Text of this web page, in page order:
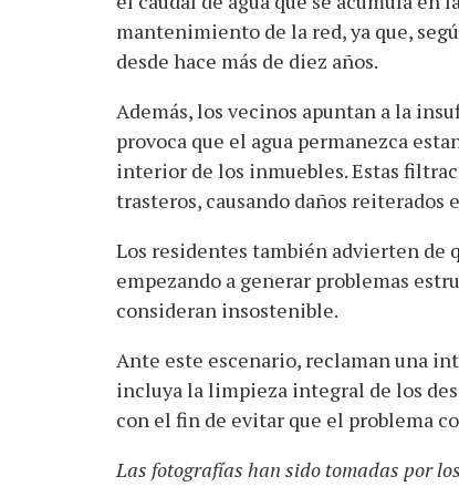
mantenimiento de la red, ya que,
desde hace más de diez años.
Además, los vecinos apuntan a la
provoca que el agua permanezca
interior de los inmuebles. Estas
trasteros, causando daños reiterados
Los residentes también advierten de
empezando a generar problemas
consideran insostenible.
Ante este escenario, reclaman una
incluya la limpieza integral de los
con el fin de evitar que el problema
Las fotografías han sido tomadas por